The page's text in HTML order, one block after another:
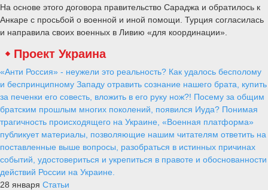
На основе этого договора правительство Сараджа и обратилось к
Анкаре с просьбой о военной и иной помощи. Турция согласилась
и направила своих военных в Ливию «для координации».
Проект Украина
«Анти Россия» - неужели это реальность? Как удалось бесполому
и беспринципному Западу отравить сознание нашего брата, купить
за печенки его совесть, вложить в его руку нож?! Посему за общим
братским прошлым многих поколений, появился Иуда? Понимая
трагичность происходящего на Украине, «Военная платформа»
публикует материалы, позволяющие нашим читателям ответить на
поставленные выше вопросы, разобраться в истинных причинах
событий, удостовериться и укрепиться в правоте и обоснованности
действий России на Украине.
28 января Статьи